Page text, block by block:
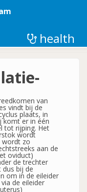
health
van
vindt bij de
plaats, in
komt er in één
tot rijping. Het
wordt
wordt zo
aan de
oviduct)
de trechter
dus bij de
om in de eileider
de eileider